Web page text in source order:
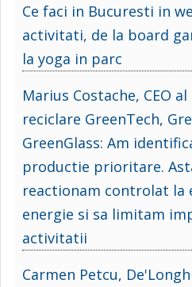
Ce faci in Bucuresti in
activitati, de la board
la yoga in parc
Marius Costache, CEO
reciclare GreenTech,
GreenGlass: Am
productie prioritare.
reactionam controlat la
energie si sa limitam
activitatii
Carmen Petcu,